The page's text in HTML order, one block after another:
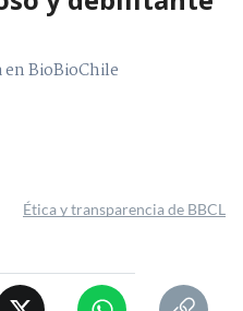
en BioBioChile
Ética y transparencia de BBCL